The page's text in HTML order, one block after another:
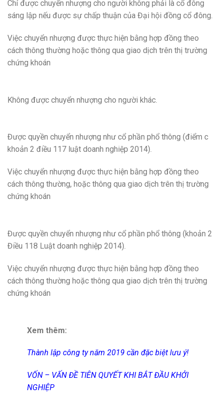
Chỉ được chuyển nhượng cho người không phải là cổ đông
sáng lập nếu được sự chấp thuận của Đại hội đồng cổ đông.
Việc chuyển nhượng được thực hiện bằng hợp đồng theo
cách thông thường hoặc thông qua giao dịch trên thị trường
chứng khoán
Không được chuyển nhượng cho người khác.
Được quyền chuyển nhượng như cổ phần phổ thông (điểm c
khoản 2 điều 117 luật doanh nghiệp 2014).
Việc chuyển nhượng được thực hiện bằng hợp đồng theo
cách thông thường, hoặc thông qua giao dịch trên thị trường
chứng khoán
Được quyền chuyển nhượng như cổ phần phổ thông (khoản 2
Điều 118 Luật doanh nghiệp 2014).
Việc chuyển nhượng được thực hiện bằng hợp đồng theo
cách thông thường hoặc thông qua giao dịch trên thị trường
chứng khoán
Xem thêm:
Thành lập công ty năm 2019 cần đặc biệt lưu ý!
VỐN – VẤN ĐỀ TIÊN QUYẾT KHI BẮT ĐẦU KHỞI
NGHIỆP